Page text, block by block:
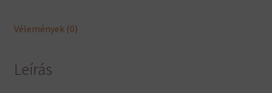
Vélemények (0)
Leírás